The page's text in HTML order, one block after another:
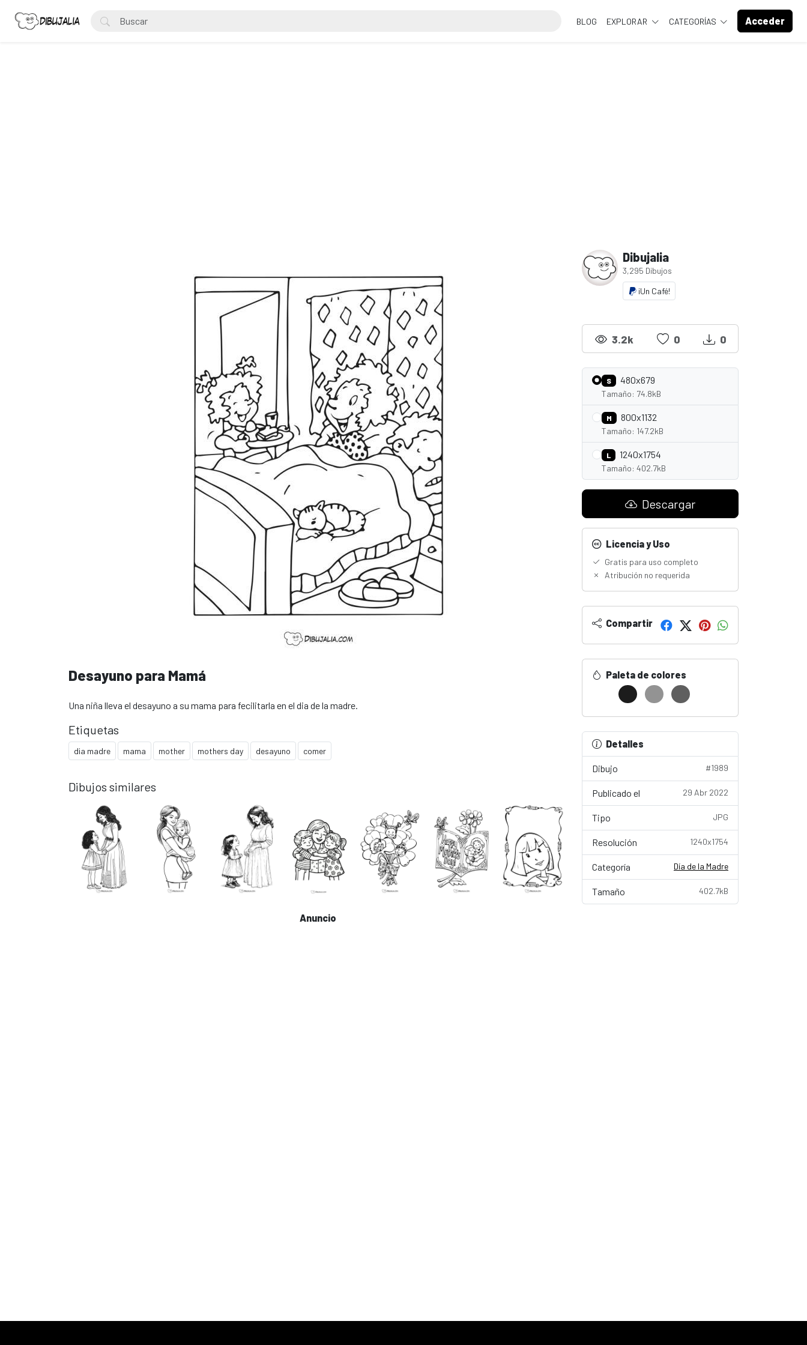
BLOG EXPLORAR CATEGORÍAS Acceder
Desayuno para Mamá
Una niña lleva el desayuno a su mama para fecilitarla en el dia de la madre.
Etiquetas
dia madre mama mother mothers day desayuno comer
Dibujos similares
Anuncio
Dibujalia
3,295 Dibujos
¡Un Café!
3.2k 0 0
S 480x679
Tamaño: 74.8kB
M 800x1132
Tamaño: 147.2kB
L 1240x1754
Tamaño: 402.7kB
Descargar
Licencia y Uso
Gratis para uso completo
Atribución no requerida
Compartir
Paleta de colores
Detalles
Dibujo #1989
Publicado el 29 Abr 2022
Tipo JPG
Resolución 1240x1754
Categoría Día de la Madre
Tamaño 402.7kB